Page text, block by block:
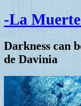
-La
Darkness can
de Davinia